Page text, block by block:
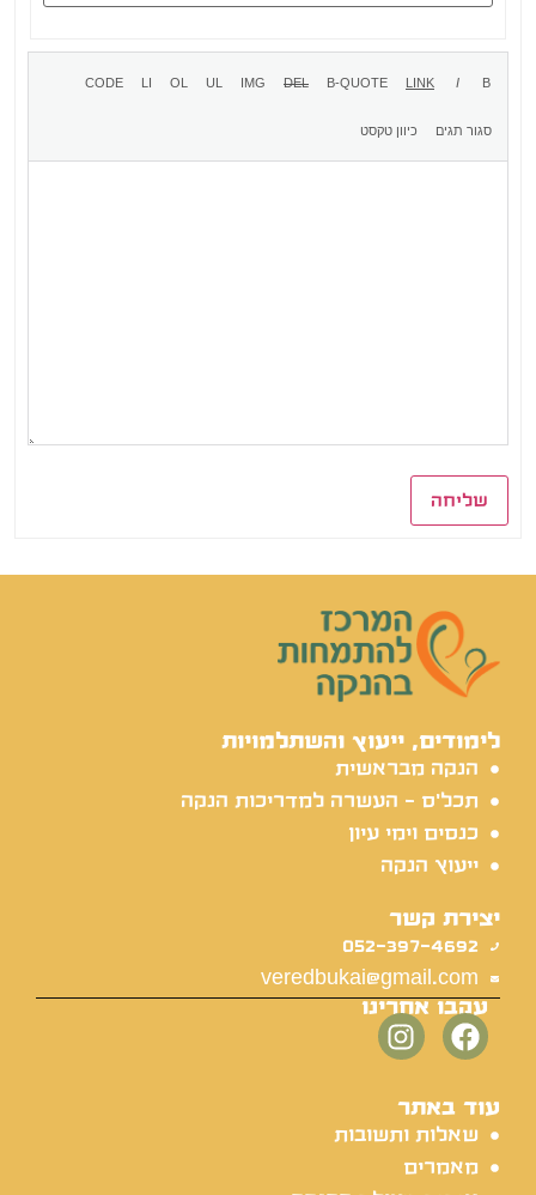
שליחה
לימודים, ייעוץ והשתלמויות
הנקה מבראשית
תכל'ס - העשרה למדריכות הנקה
כנסים וימי עיון
ייעוץ הנקה
יצירת קשר
052-397-4692
veredbukai@gmail.com
עקבו אחרינו
עוד באתר
שאלות ותשובות
מאמרים